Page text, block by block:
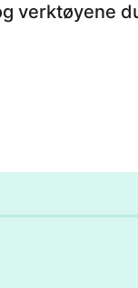
verktøyene